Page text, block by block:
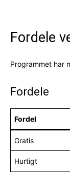
Fordele
Programmet har
Fordele
Fordel
Gratis
Hurtigt